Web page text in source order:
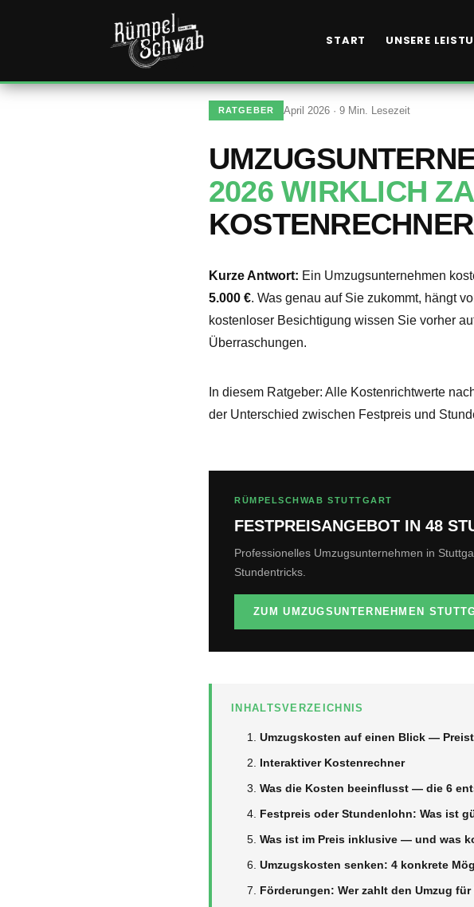
START UNSERE
RATGEBER April 2026 · 9 Min. Lesezeit
2026 WIRKLICH
KOSTENRECHNER
Kurze Antwort: Ein Umzugsunternehmen
5.000 €. Was genau auf Sie zukommt, hängt
kostenloser Besichtigung wissen Sie vorher
Überraschungen.
In diesem Ratgeber: Alle Kostenrichtwerte
der Unterschied zwischen Festpreis und
RÜMPELSCHWAB STUTTGART
FESTPREISANGEBOT IN 48
Professionelles Umzugsunternehmen in
Stundentricks.
ZUM UMZUGSUNTERNEHMEN
INHALTSVERZEICHNIS
Umzugskosten auf einen Blick —
Interaktiver Kostenrechner
Was die Kosten beeinflusst — die 6
Festpreis oder Stundenlohn: Was ist
Was ist im Preis inklusive — und was
Umzugskosten senken: 4 konkrete
Förderungen: Wer zahlt den Umzug für